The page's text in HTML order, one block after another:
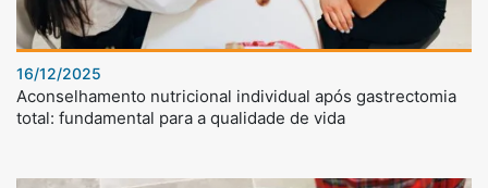
16/12/2025
Aconselhamento nutricional individual após gastrectomia
total: fundamental para a qualidade de vida